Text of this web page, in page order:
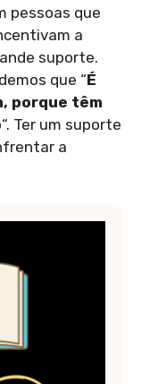
pessoas que
a
suporte.
que “É
porque têm
“. Ter um suporte
a